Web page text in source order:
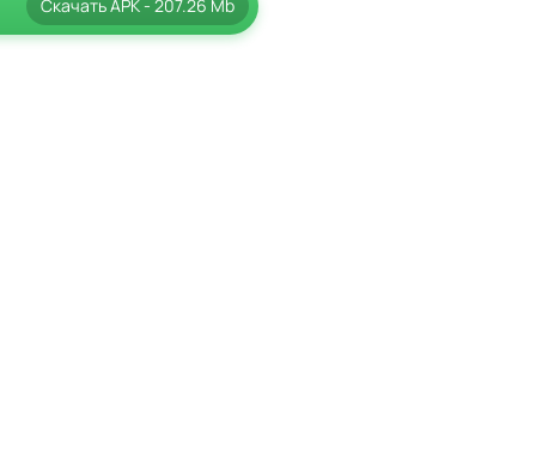
СкачатьAPK- 207.26 Mb